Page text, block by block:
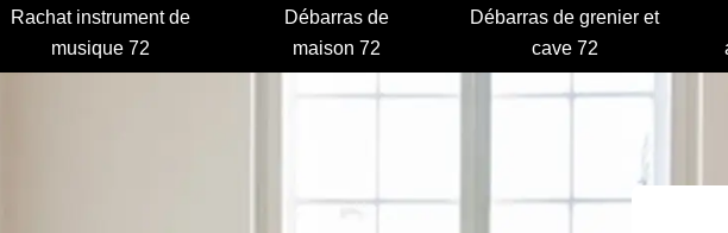
Rachat instrument de
musique 72
Débarras de
maison 72
Débarras de grenier et
cave 72